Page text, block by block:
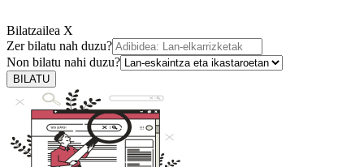
Bilatzailea X
Zer bilatu nah duzu?
Non bilatu nahi duzu?
BILATU